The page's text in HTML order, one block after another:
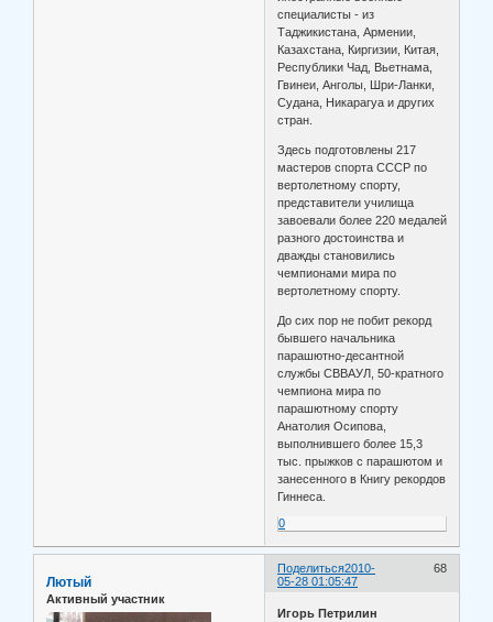
специалисты - из
Таджикистана, Армении,
Казахстана, Киргизии, Китая,
Республики Чад, Вьетнама,
Гвинеи, Анголы, Шри-Ланки,
Судана, Никарагуа и других
стран.
Здесь подготовлены 217
мастеров спорта СССР по
вертолетному спорту,
представители училища
завоевали более 220 медалей
разного достоинства и
дважды становились
чемпионами мира по
вертолетному спорту.
До сих пор не побит рекорд
бывшего начальника
парашютно-десантной
службы СВВАУЛ, 50-кратного
чемпиона мира по
парашютному спорту
Анатолия Осипова,
выполнившего более 15,3
тыс. прыжков с парашютом и
занесенного в Книгу рекордов
Гиннеса.
0
Поделиться 68
2010-
05-28 01:05:47
Лютый
Активный участник
Игорь Петрилин